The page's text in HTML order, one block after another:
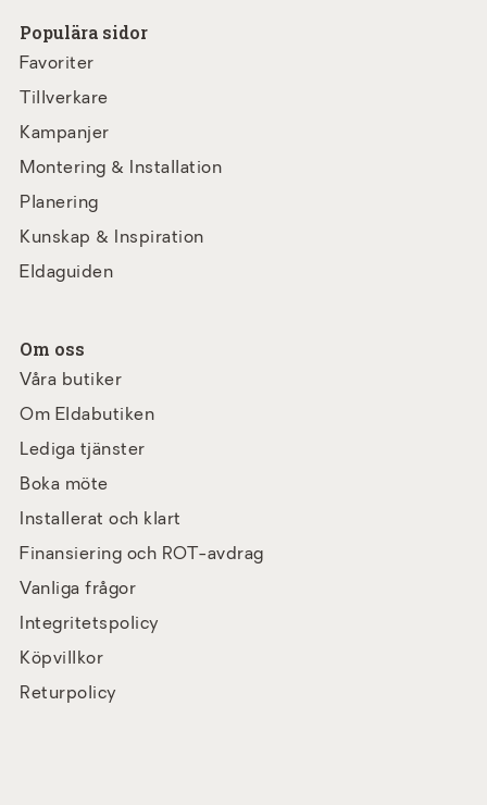
Populära sidor
Favoriter
Tillverkare
Kampanjer
Montering & Installation
Planering
Kunskap & Inspiration
Eldaguiden
Om oss
Våra butiker
Om Eldabutiken
Lediga tjänster
Boka möte
Installerat och klart
Finansiering och ROT-avdrag
Vanliga frågor
Integritetspolicy
Köpvillkor
Returpolicy